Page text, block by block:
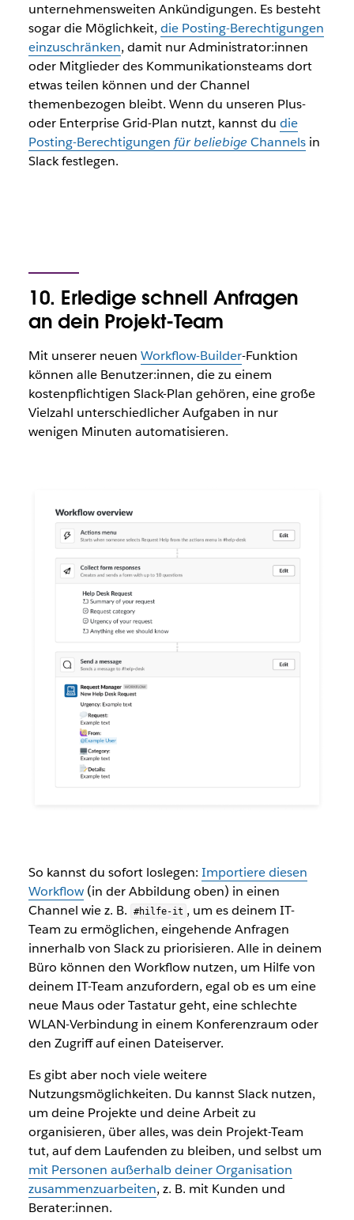
unternehmensweiten Ankündigungen. Es besteht
sogar die Möglichkeit, die Posting-Berechtigungen
einzuschränken, damit nur Administrator:innen
oder Mitglieder des Kommunikationsteams dort
etwas teilen können und der Channel
themenbezogen bleibt. Wenn du unseren Plus-
oder Enterprise Grid-Plan nutzt, kannst du die
Posting-Berechtigungen für beliebige Channelsin
Slack festlegen.
10. Erledige schnell Anfragen
an dein Projekt-Team
Mit unserer neuen Workflow-Builder-Funktion
können alle Benutzer:innen, die zu einem
kostenpflichtigen Slack-Plan gehören, eine große
Vielzahl unterschiedlicher Aufgaben in nur
wenigen Minuten automatisieren.
So kannst du sofort loslegen: Importiere diesen
Workflow(in der Abbildung oben) in einen
Channel wie z. B.
#hilfe-it , um es deinem IT-
Team zu ermöglichen, eingehende Anfragen
innerhalb von Slack zu priorisieren. Alle in deinem
Büro können den Workflow nutzen, um Hilfe von
deinem IT-Team anzufordern, egal ob es um eine
neue Maus oder Tastatur geht, eine schlechte
WLAN-Verbindung in einem Konferenzraum oder
den Zugriff auf einen Dateiserver.
Es gibt aber noch viele weitere
Nutzungsmöglichkeiten. Du kannst Slack nutzen,
um deine Projekte und deine Arbeit zu
organisieren, über alles, was dein Projekt-Team
tut, auf dem Laufenden zu bleiben, und selbst um
mit Personen außerhalb deiner Organisation
zusammenzuarbeiten, z. B. mit Kunden und
Berater:innen.